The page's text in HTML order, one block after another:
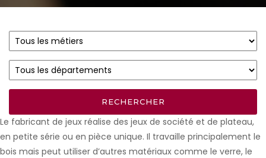
Le fabricant de jeux réalise des jeux de société et de plateau,
en petite série ou en pièce unique. Il travaille principalement le
bois mais peut utiliser d’autres matériaux comme le verre, le